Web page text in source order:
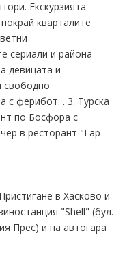
Екскурзията
кварталите
сериали и района
девицата и
свободно
с ферибот. . 3. Турска
по Босфора с
в ресторант "Гар
в Хасково и
"Shell" (бул.
Прес) и на автогара